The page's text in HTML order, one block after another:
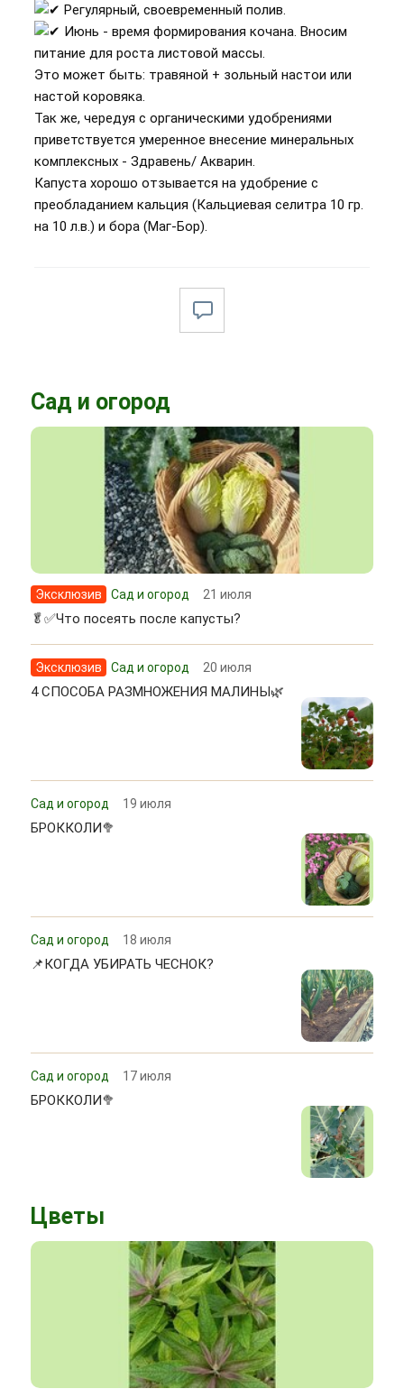
Регулярный, своевременный полив.
Июнь - время формирования кочана. Вносим
питание для роста листовой массы.
Это может быть: травяной + зольный настои или
настой коровяка.
Так же, чередуя с органическими удобрениями
приветствуется умеренное внесение минеральных
комплексных - Здравень/ Акварин.
Капуста хорошо отзывается на удобрение с
преобладанием кальция (Кальциевая селитра 10 гр.
на 10 л.в.) и бора (Маг-Бор).
Сад и огород
Эксклюзив Сад и огород 21 июля
🥬✅Что посеять после капусты?
Эксклюзив Сад и огород 20 июля
4 СПОСОБА РАЗМНОЖЕНИЯ МАЛИНЫ🌿
Сад и огород 19 июля
БРОККОЛИ🥦
Сад и огород 18 июля
📌КОГДА УБИРАТЬ ЧЕСНОК?
Сад и огород 17 июля
БРОККОЛИ🥦
Цветы